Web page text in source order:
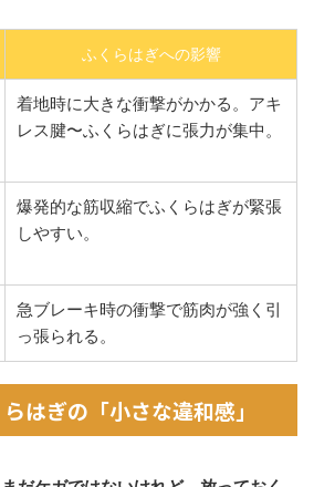
ふくらはぎへの影響
着地時に大きな衝撃がかかる。アキ
レス腱〜ふくらはぎに張力が集中。
爆発的な筋収縮でふくらはぎが緊張
しやすい。
急ブレーキ時の衝撃で筋肉が強く引
っ張られる。
はぎの「小さな違和感」